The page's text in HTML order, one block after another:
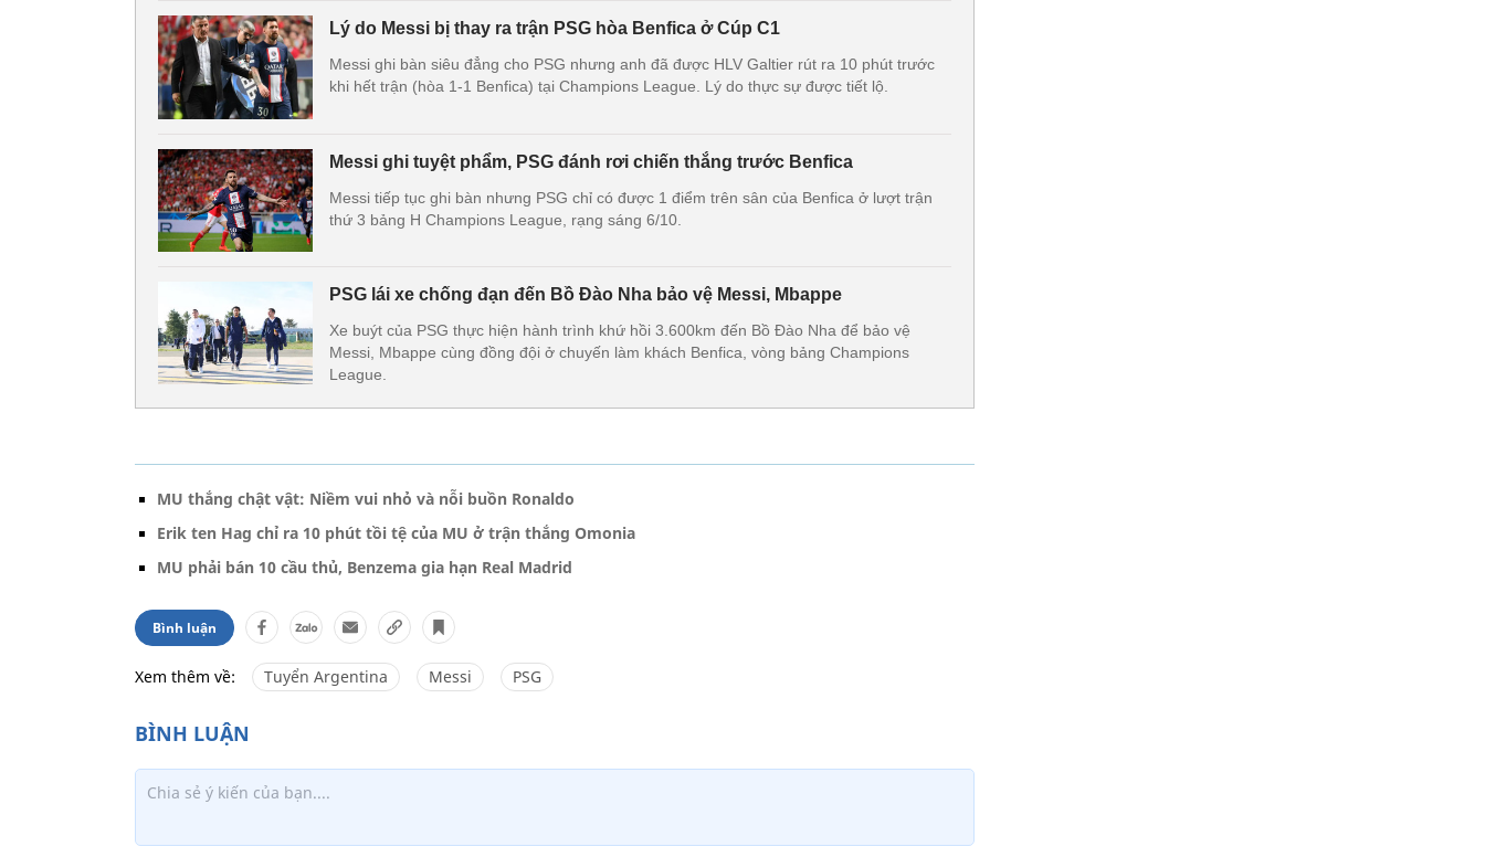
Lý do Messi bị thay ra trận PSG hòa Benfica ở Cúp C1
Messi ghi bàn siêu đẳng cho PSG nhưng anh đã được HLV Galtier rút ra 10 phút trước
khi hết trận (hòa 1-1 Benfica) tại Champions League. Lý do thực sự được tiết lộ.
Messi ghi tuyệt phẩm, PSG đánh rơi chiến thắng trước Benfica
Messi tiếp tục ghi bàn nhưng PSG chỉ có được 1 điểm trên sân của Benfica ở lượt trận
thứ 3 bảng H Champions League, rạng sáng 6/10.
PSG lái xe chống đạn đến Bồ Đào Nha bảo vệ Messi, Mbappe
Xe buýt của PSG thực hiện hành trình khứ hồi 3.600km đến Bồ Đào Nha để bảo vệ
Messi, Mbappe cùng đồng đội ở chuyến làm khách Benfica, vòng bảng Champions
League.
MU thắng chật vật: Niềm vui nhỏ và nỗi buồn Ronaldo
Erik ten Hag chỉ ra 10 phút tồi tệ của MU ở trận thắng Omonia
MU phải bán 10 cầu thủ, Benzema gia hạn Real Madrid
Bình luận
Xem thêm về: Tuyển Argentina Messi PSG